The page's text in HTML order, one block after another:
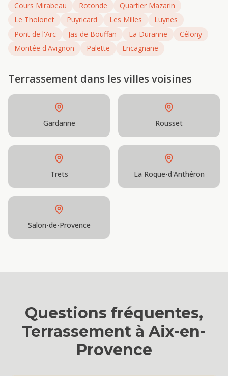
Cours Mirabeau Rotonde
Quartier Mazarin
Le Tholonet
Puyricard Les Milles
Luynes
Pont de l'Arc
Jas de Bouffan La Duranne
Célony
Montée d'Avignon
Palette Encagnane
Terrassement dans les villes voisines
Gardanne Rousset
Trets La Roque-d'Anthéron
Salon-de-Provence
Questions fréquentes,
Terrassement à Aix-en-
Provence